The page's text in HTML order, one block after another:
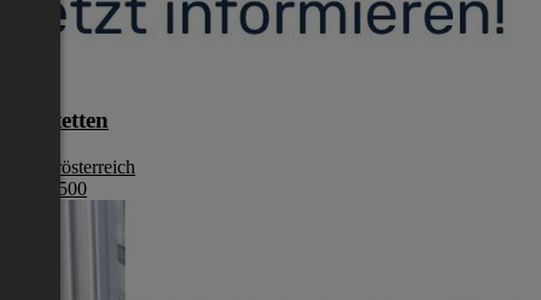
Amstetten
Niederösterreich
€ 284 500